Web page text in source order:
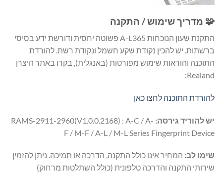
🧩 מדריך שימוש / התקנה
התקנת שעון הנוכחות A-L365 פשוטה יחסית ודורשת ידע בסיסי
ברשתות. יש להכין נקודת שקע חשמל ונקודת רשת. להורדת
התוכנה והוראות שימוש מפורטות (באנגלית), בקרו באתר היצרן
Realand:
להורדת התוכנה לחצו כאן
יש להוריד גירסה: RAMS-2911-2960(V1.0.0.2168) : A-C / A-
F / M-F / A-L / M-L Series Fingerprint Device
שימו לב: המחיר אינו כולל התקנה, הדרכה או תמיכה. ניתן להזמין
שירותי התקנה והדרכה טלפונית (כולל השתלטות מרחוק)